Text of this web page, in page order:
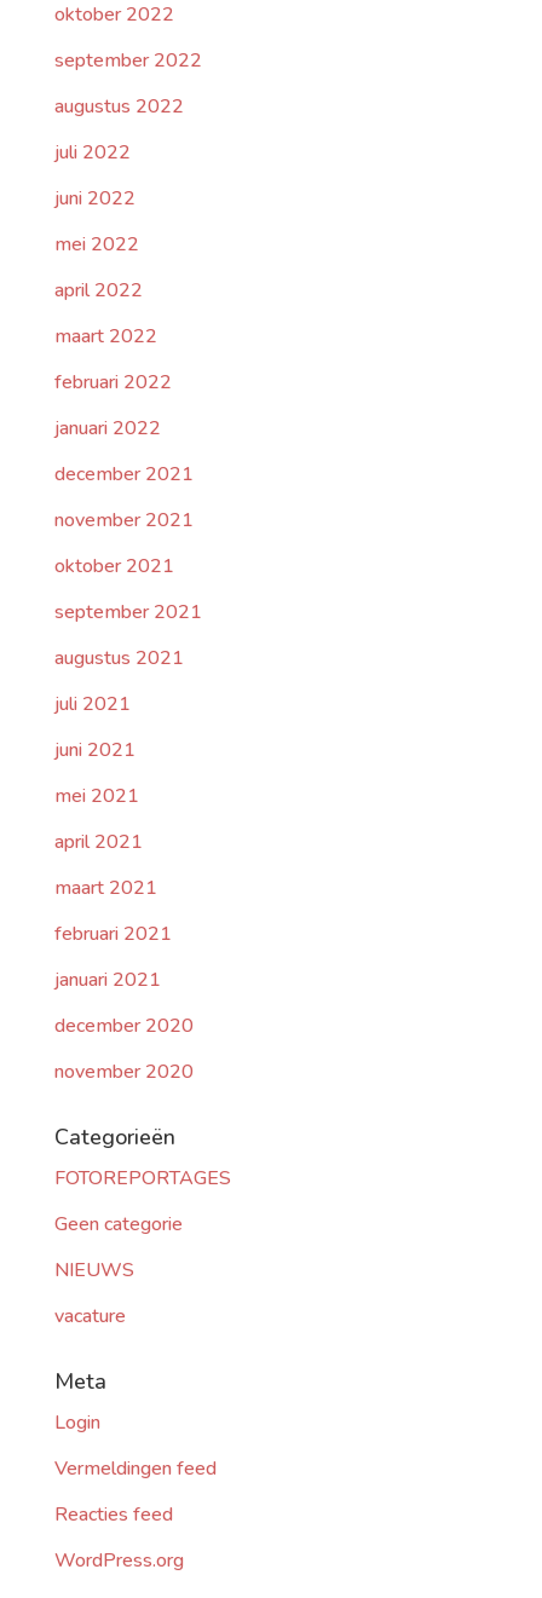
oktober 2022
september 2022
augustus 2022
juli 2022
juni 2022
mei 2022
april 2022
maart 2022
februari 2022
januari 2022
december 2021
november 2021
oktober 2021
september 2021
augustus 2021
juli 2021
juni 2021
mei 2021
april 2021
maart 2021
februari 2021
januari 2021
december 2020
november 2020
Categorieën
FOTOREPORTAGES
Geen categorie
NIEUWS
vacature
Meta
Login
Vermeldingen feed
Reacties feed
WordPress.org